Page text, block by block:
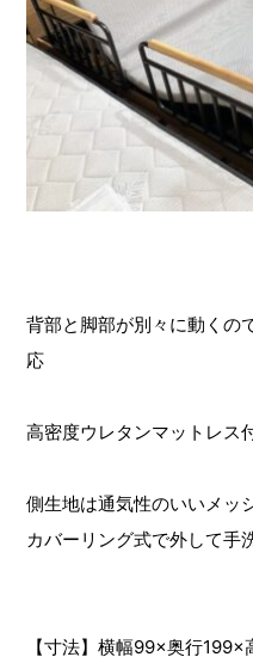
背部と脚部が別々に動くの
応
高密度ウレタンマットレス
側生地は通気性のいいメッ
カバーリング式で外して手
【寸法】横幅99×奥行199×